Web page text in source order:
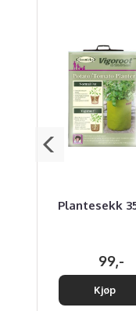
Plantesekk
99,-
Kjøp